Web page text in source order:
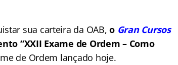
sua carteira da OAB,o Gran Cursos
“XXII Exame de Ordem – Como
de Ordem lançado hoje.